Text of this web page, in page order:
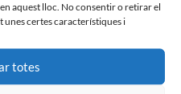
aquest lloc. No consentir o retirar el
certes característiques i
totes
LEONESA